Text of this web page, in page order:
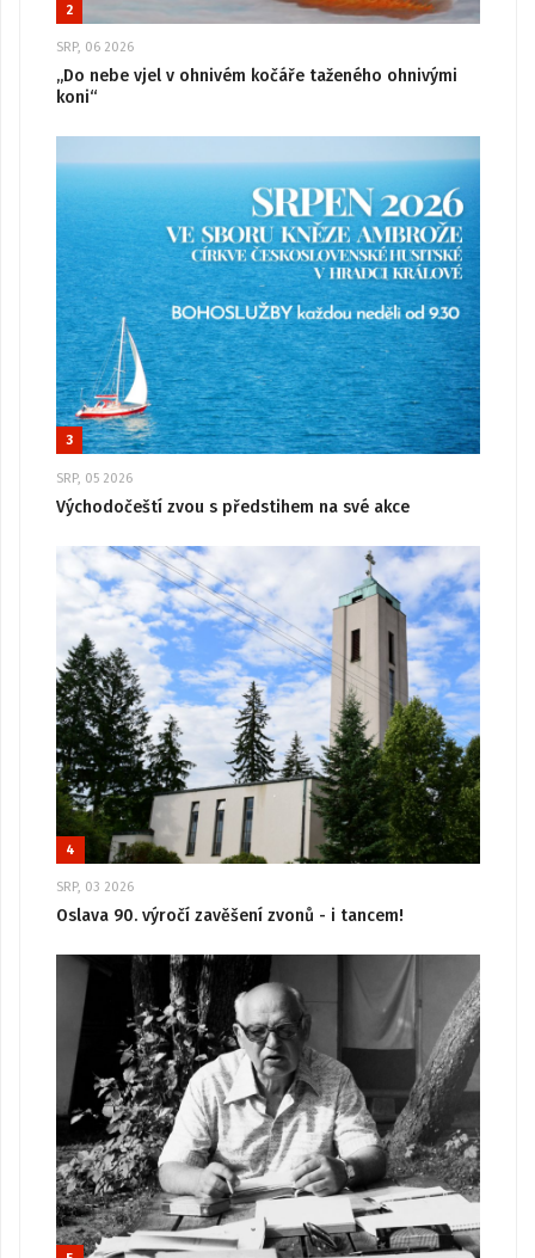
2
SRP, 06 2026
„Do nebe vjel v ohnivém kočáře taženého ohnivými
koni“
3
SRP, 05 2026
Východočeští zvou s předstihem na své akce
4
SRP, 03 2026
Oslava 90. výročí zavěšení zvonů - i tancem!